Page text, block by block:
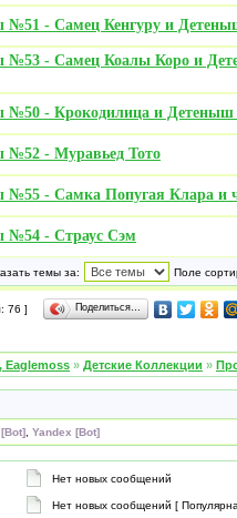
- Самец Кенгуру и
№53 - Самец Коалы Коро и
№50 - Крокодилица и
- Муравьед Тото
- Самка Попугая Клара и
- Страус Сэм
темы за: Поле
76 ] Поделиться…
Eaglemoss » Детские Коллекции »
Yandex [Bot]
Нет новых сообщений
Нет новых сообщений [